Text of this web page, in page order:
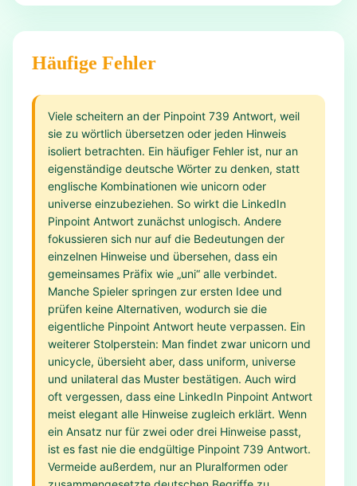
Häufige Fehler
Viele scheitern an der Pinpoint 739 Antwort, weil
sie zu wörtlich übersetzen oder jeden Hinweis
isoliert betrachten. Ein häufiger Fehler ist, nur an
eigenständige deutsche Wörter zu denken, statt
englische Kombinationen wie unicorn oder
universe einzubeziehen. So wirkt die LinkedIn
Pinpoint Antwort zunächst unlogisch. Andere
fokussieren sich nur auf die Bedeutungen der
einzelnen Hinweise und übersehen, dass ein
gemeinsames Präfix wie „uni“ alle verbindet.
Manche Spieler springen zur ersten Idee und
prüfen keine Alternativen, wodurch sie die
eigentliche Pinpoint Antwort heute verpassen. Ein
weiterer Stolperstein: Man findet zwar unicorn und
unicycle, übersieht aber, dass uniform, universe
und unilateral das Muster bestätigen. Auch wird
oft vergessen, dass eine LinkedIn Pinpoint Antwort
meist elegant alle Hinweise zugleich erklärt. Wenn
ein Ansatz nur für zwei oder drei Hinweise passt,
ist es fast nie die endgültige Pinpoint 739 Antwort.
Vermeide außerdem, nur an Pluralformen oder